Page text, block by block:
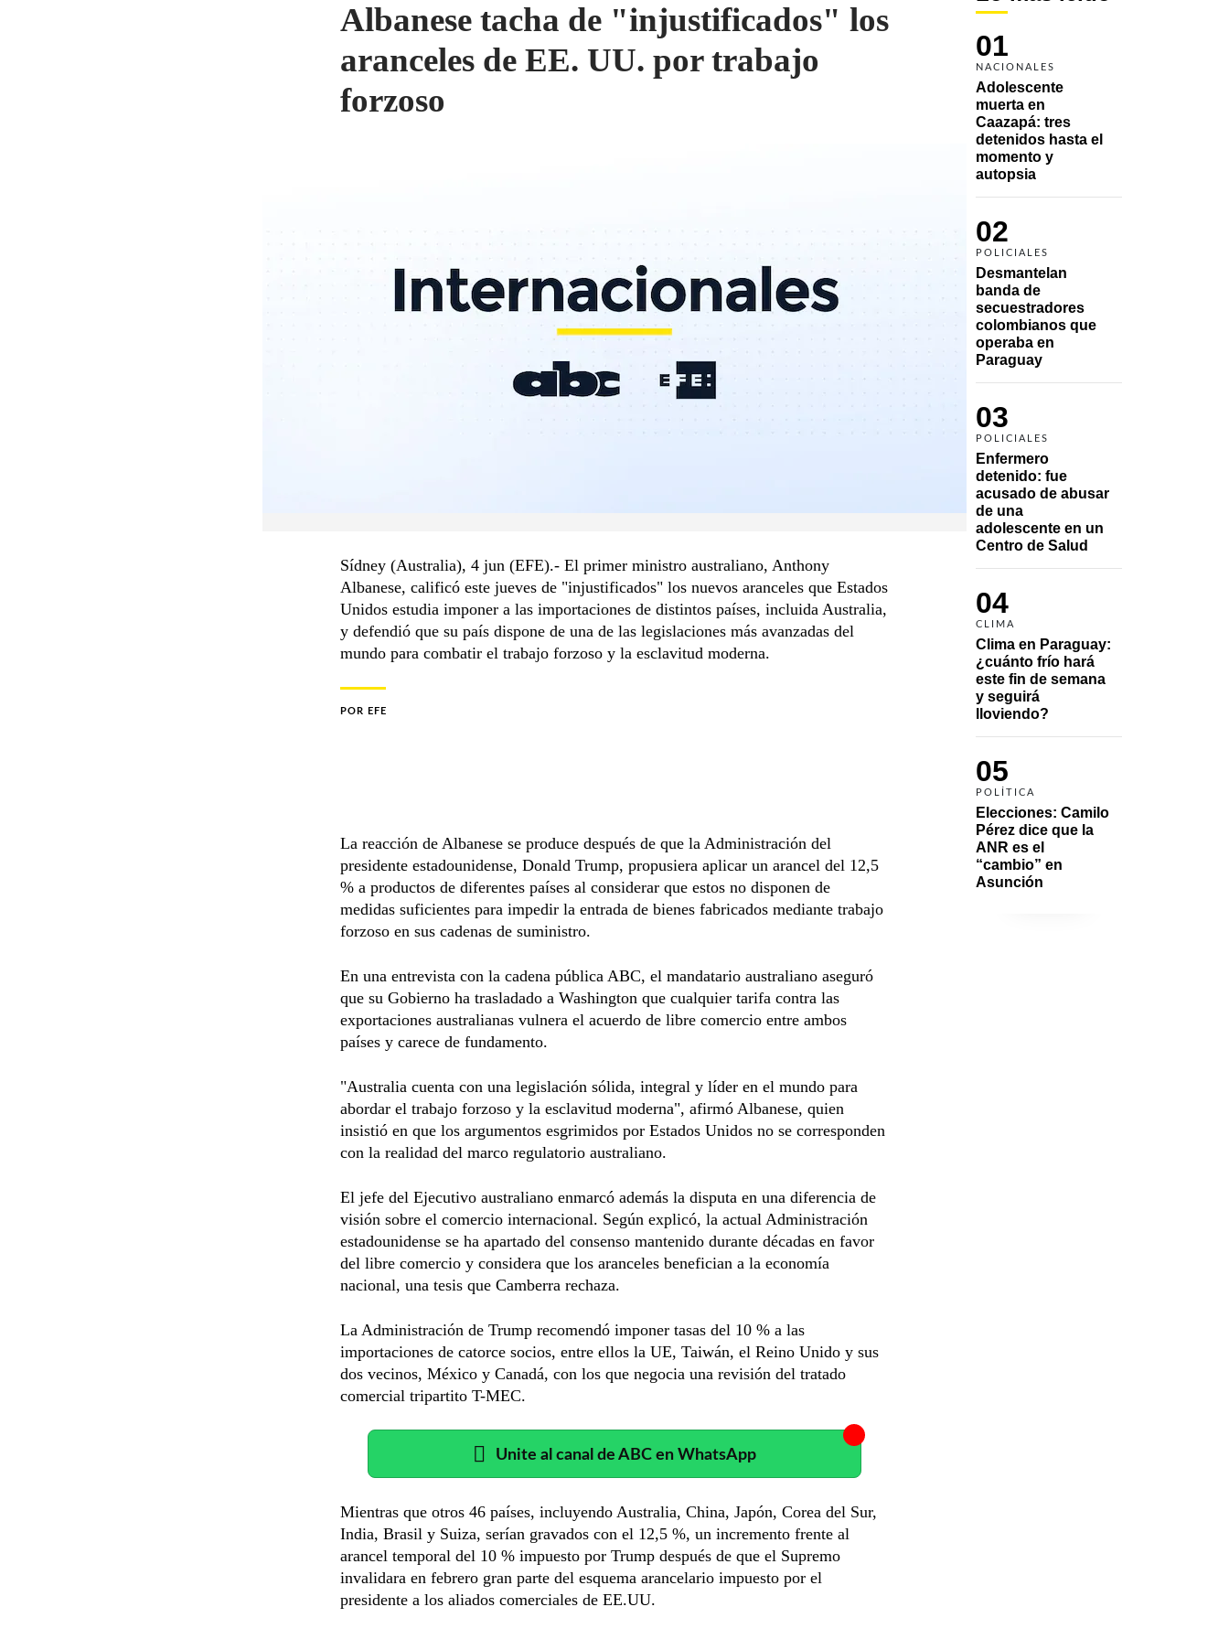
01
NACIONALES
Adolescente
muerta en
Caazapá: tres
detenidos hasta el
momento y
autopsia
02
POLICIALES
Desmantelan
banda de
secuestradores
colombianos que
operaba en
Paraguay
03
POLICIALES
Enfermero
detenido: fue
acusado de abusar
de una
adolescente en un
Centro de Salud
04
CLIMA
Clima en Paraguay:
¿cuánto frío hará
este fin de semana
y seguirá
lloviendo?
05
POLÍTICA
Elecciones: Camilo
Pérez dice que la
ANR es el
“cambio” en
Asunción
Albanese tacha de "injustificados" los
aranceles de EE. UU. por trabajo
forzoso
Sídney (Australia), 4 jun (EFE).- El primer ministro australiano, Anthony
Albanese, calificó este jueves de "injustificados" los nuevos aranceles que Estados
Unidos estudia imponer a las importaciones de distintos países, incluida Australia,
y defendió que su país dispone de una de las legislaciones más avanzadas del
mundo para combatir el trabajo forzoso y la esclavitud moderna.
POR EFE
La reacción de Albanese se produce después de que la Administración del
presidente estadounidense, Donald Trump, propusiera aplicar un arancel del 12,5
% a productos de diferentes países al considerar que estos no disponen de
medidas suficientes para impedir la entrada de bienes fabricados mediante trabajo
forzoso en sus cadenas de suministro.
En una entrevista con la cadena pública ABC, el mandatario australiano aseguró
que su Gobierno ha trasladado a Washington que cualquier tarifa contra las
exportaciones australianas vulnera el acuerdo de libre comercio entre ambos
países y carece de fundamento.
"Australia cuenta con una legislación sólida, integral y líder en el mundo para
abordar el trabajo forzoso y la esclavitud moderna", afirmó Albanese, quien
insistió en que los argumentos esgrimidos por Estados Unidos no se corresponden
con la realidad del marco regulatorio australiano.
El jefe del Ejecutivo australiano enmarcó además la disputa en una diferencia de
visión sobre el comercio internacional. Según explicó, la actual Administración
estadounidense se ha apartado del consenso mantenido durante décadas en favor
del libre comercio y considera que los aranceles benefician a la economía
nacional, una tesis que Camberra rechaza.
La Administración de Trump recomendó imponer tasas del 10 % a las
importaciones de catorce socios, entre ellos la UE, Taiwán, el Reino Unido y sus
dos vecinos, México y Canadá, con los que negocia una revisión del tratado
comercial tripartito T-MEC.
Unite al canal de ABC en WhatsApp
Mientras que otros 46 países, incluyendo Australia, China, Japón, Corea del Sur,
India, Brasil y Suiza, serían gravados con el 12,5 %, un incremento frente al
arancel temporal del 10 % impuesto por Trump después de que el Supremo
invalidara en febrero gran parte del esquema arancelario impuesto por el
presidente a los aliados comerciales de EE.UU.